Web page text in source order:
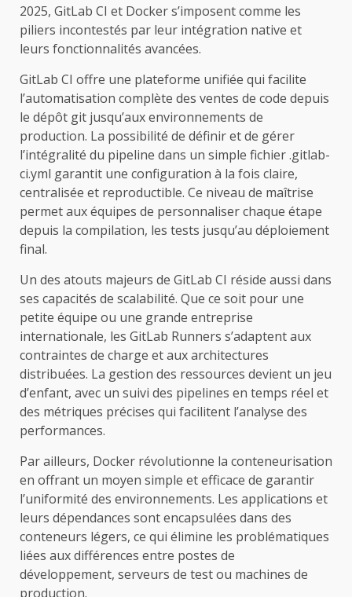
2025, GitLab CI et Docker s’imposent comme les
piliers incontestés par leur intégration native et
leurs fonctionnalités avancées.
GitLab CI offre une plateforme unifiée qui facilite
l’automatisation complète des ventes de code depuis
le dépôt git jusqu’aux environnements de
production. La possibilité de définir et de gérer
l’intégralité du pipeline dans un simple fichier .gitlab-
ci.yml garantit une configuration à la fois claire,
centralisée et reproductible. Ce niveau de maîtrise
permet aux équipes de personnaliser chaque étape
depuis la compilation, les tests jusqu’au déploiement
final.
Un des atouts majeurs de GitLab CI réside aussi dans
ses capacités de scalabilité. Que ce soit pour une
petite équipe ou une grande entreprise
internationale, les GitLab Runners s’adaptent aux
contraintes de charge et aux architectures
distribuées. La gestion des ressources devient un jeu
d’enfant, avec un suivi des pipelines en temps réel et
des métriques précises qui facilitent l’analyse des
performances.
Par ailleurs, Docker révolutionne la conteneurisation
en offrant un moyen simple et efficace de garantir
l’uniformité des environnements. Les applications et
leurs dépendances sont encapsulées dans des
conteneurs légers, ce qui élimine les problématiques
liées aux différences entre postes de
développement, serveurs de test ou machines de
production.